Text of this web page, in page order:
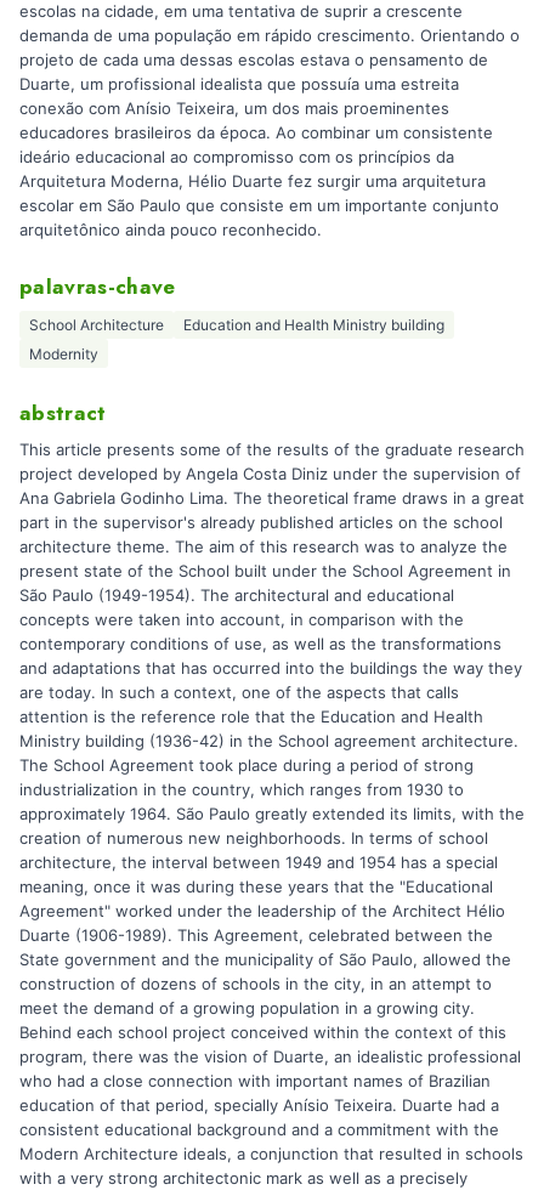
escolas na cidade, em uma tentativa de suprir a crescente
demanda de uma população em rápido crescimento. Orientando o
projeto de cada uma dessas escolas estava o pensamento de
Duarte, um profissional idealista que possuía uma estreita
conexão com Anísio Teixeira, um dos mais proeminentes
educadores brasileiros da época. Ao combinar um consistente
ideário educacional ao compromisso com os princípios da
Arquitetura Moderna, Hélio Duarte fez surgir uma arquitetura
escolar em São Paulo que consiste em um importante conjunto
arquitetônico ainda pouco reconhecido.
palavras-chave
School Architecture
Education and Health Ministry building
Modernity
abstract
This article presents some of the results of the graduate research
project developed by Angela Costa Diniz under the supervision of
Ana Gabriela Godinho Lima. The theoretical frame draws in a great
part in the supervisor's already published articles on the school
architecture theme. The aim of this research was to analyze the
present state of the School built under the School Agreement in
São Paulo (1949-1954). The architectural and educational
concepts were taken into account, in comparison with the
contemporary conditions of use, as well as the transformations
and adaptations that has occurred into the buildings the way they
are today. In such a context, one of the aspects that calls
attention is the reference role that the Education and Health
Ministry building (1936-42) in the School agreement architecture.
The School Agreement took place during a period of strong
industrialization in the country, which ranges from 1930 to
approximately 1964. São Paulo greatly extended its limits, with the
creation of numerous new neighborhoods. In terms of school
architecture, the interval between 1949 and 1954 has a special
meaning, once it was during these years that the "Educational
Agreement" worked under the leadership of the Architect Hélio
Duarte (1906-1989). This Agreement, celebrated between the
State government and the municipality of São Paulo, allowed the
construction of dozens of schools in the city, in an attempt to
meet the demand of a growing population in a growing city.
Behind each school project conceived within the context of this
program, there was the vision of Duarte, an idealistic professional
who had a close connection with important names of Brazilian
education of that period, specially Anísio Teixeira. Duarte had a
consistent educational background and a commitment with the
Modern Architecture ideals, a conjunction that resulted in schools
with a very strong architectonic mark as well as a precisely